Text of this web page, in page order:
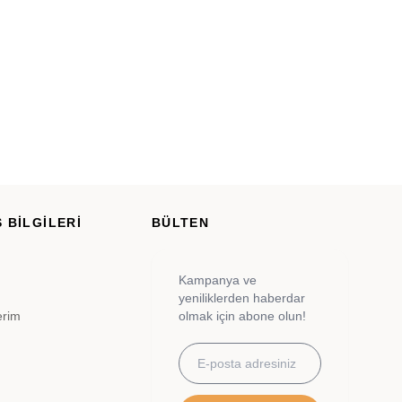
BİLGİLERİ BÜLTEN
Kampanya ve
yeniliklerden haberdar
olmak için abone olun!